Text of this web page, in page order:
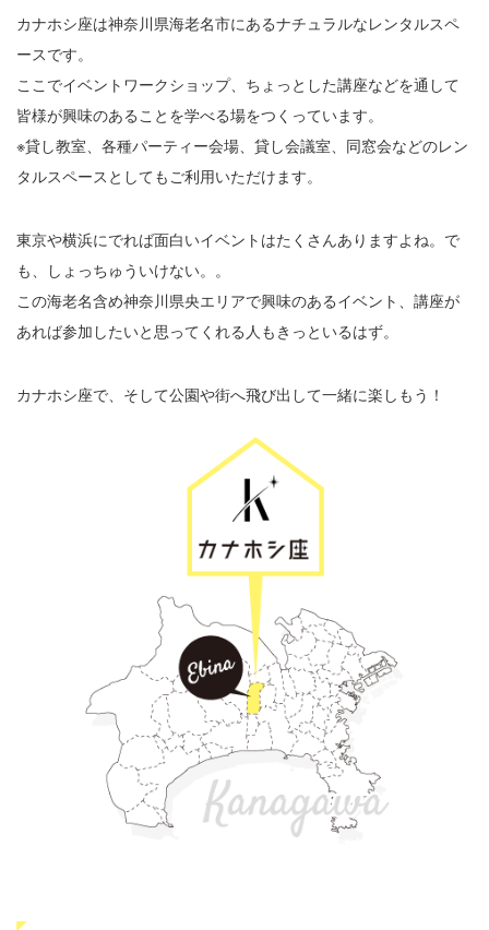
カナホシ座は神奈川県海老名市にあるナチュラルなレンタルスペ
ースです。
ここでイベントワークショップ、ちょっとした講座などを通して
皆様が興味のあることを学べる場をつくっています。
※貸し教室、各種パーティー会場、貸し会議室、同窓会などのレン
タルスペースとしてもご利用いただけます。
東京や横浜にでれば面白いイベントはたくさんありますよね。で
も、しょっちゅういけない。。
この海老名含め神奈川県央エリアで興味のあるイベント、講座が
あれば参加したいと思ってくれる人もきっといるはず。
カナホシ座で、そして公園や街へ飛び出して一緒に楽しもう！